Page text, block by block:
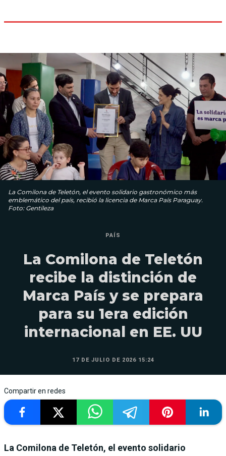
La Comilona de Teletón, el evento solidario gastronómico más
emblemático del país, recibió la licencia de Marca País Paraguay.
Foto: Gentileza
PAÍS
La Comilona de Teletón
recibe la distinción de
Marca País y se prepara
para su 1era edición
internacional en EE. UU
17 DE JULIO DE 2026 15:24
Compartir en redes
La Comilona de Teletón, el evento solidario